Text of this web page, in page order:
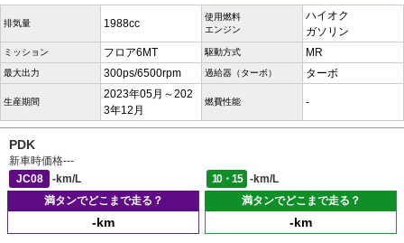
排気量 1988cc
使用燃料
エンジン
ハイオク
ガソリン
ミッション フロア6MT 駆動方式 MR
最大出力 300ps/6500rpm 過給器（ターボ） ターボ
生産期間
2023年05月～202
3年12月
燃費性能 -
PDK
新車時価格---
JC08
-km/L 10・15
-km/L
満タンでどこまで走る？
-km
満タンでどこまで走る？
-km